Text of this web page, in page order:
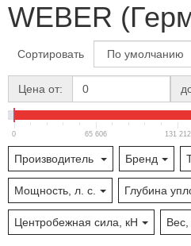
WEBER
Сортировать
Цена от:
0 65 606 131 212
Производитель Бренд
Мощность, л. с. Глубина
Центробежная сила, кН Вес,